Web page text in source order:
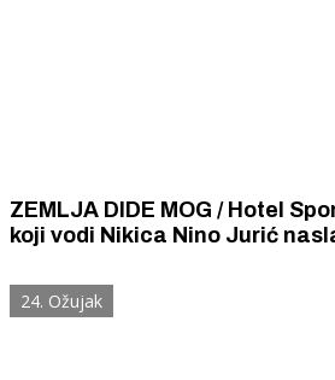
ZEMLJA DIDE MOG / Hotel Spongiola na Krapnju
koji vodi Nikica Nino Jurić
24. Ožujak